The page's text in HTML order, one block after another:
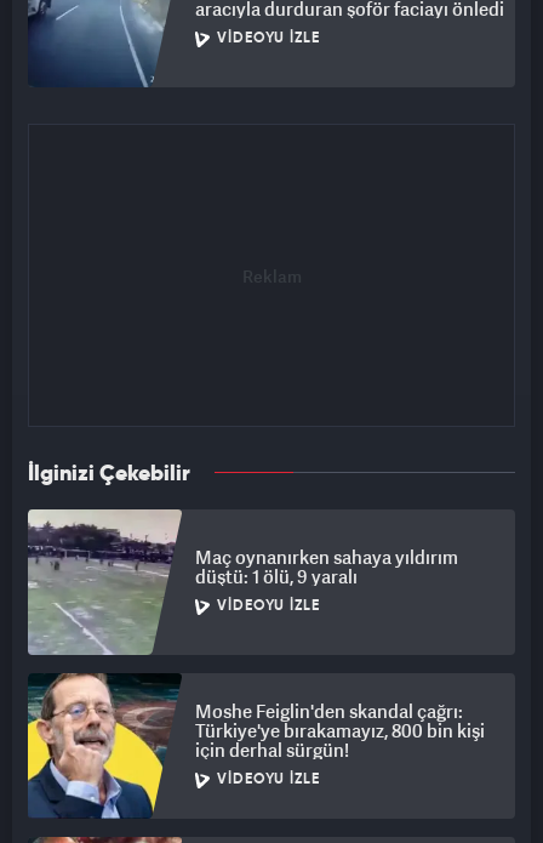
aracıyla durduran şoför faciayı önledi
VIDEOYU İZLE
İlginizi Çekebilir
Maç oynanırken sahaya yıldırım
düştü: 1 ölü, 9 yaralı
VIDEOYU İZLE
Moshe Feiglin'den skandal çağrı:
Türkiye'ye bırakamayız, 800 bin kişi
için derhal sürgün!
VIDEOYU İZLE